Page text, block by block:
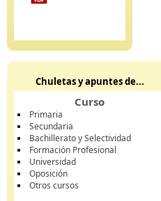
Chuletas y apuntes de...
Curso
Primaria
Secundaria
Bachillerato y Selectividad
Formación Profesional
Universidad
Oposición
Otros cursos